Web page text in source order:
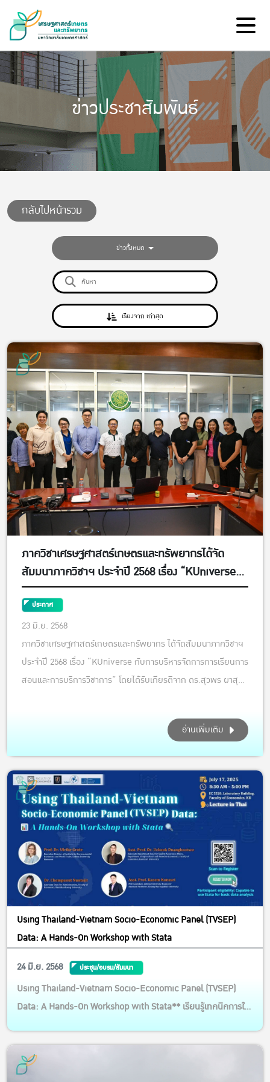
ข่าวประชาสัมพันธ์
กลับไปหน้ารวม
ข่าวทั้งหมด
เรียงจาก เก่าสุด
ภาควิชาเศรษฐศาสตร์เกษตรและทรัพยากรได้จัด
สัมมนาภาควิชาฯ ประจำปี 2568 เรื่อง “KUniverse
กับการบริหารจัดการการเรียนการสอนและการบริการ
วิชาการ”
ประกาศ
23 มิ.ย. 2568
ภาควิชาเศรษฐศาสตร์เกษตรและทรัพยากร ได้จัดสัมมนาภาควิชาฯ
ประจำปี 2568 เรื่อง “KUniverse กับการบริหารจัดการการเรียนการ
สอนและการบริการวิชาการ” โดยได้รับเกียรติจาก ดร.สุวพร ผาสุก
ฟังและแลกเปลี่ยนมุมมอง งานนี้เป็นโอกาสสำคัญในการพัฒนาการ
อ่านเพิ่มเติม
Using Thailand-Vietnam Socio-Economic Panel (TVSEP)
Data: A Hands-On Workshop with Stata
24 มิ.ย. 2568
ประชุม/อบรม/สัมมนา
Using Thailand-Vietnam Socio-Economic Panel (TVSEP)
Data: A Hands-On Workshop with Stata** เรียนรู้เทคนิคการใช้
ปฏิบัติจริงด้วยโปรแกรม **Stata** นำทีมโดยผู้เชี่ยวชาญจาก
**Leibniz University Hannover** และมหาวิทยาลัยพันธมิตรใน